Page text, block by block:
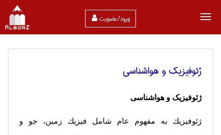
ورود/عضویت
ژئوفيزيك و هواشناسی
ژئوفیزیک و هواشناسی
ژئوفیزیك‏ به‏ مفهوم‏ عام‏ شامل‏ فیزیك‏ زمین‏، جو و